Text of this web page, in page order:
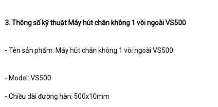
3. Thông số kỹ thuật Máy hút chân không 1 vòi ngoài VS500
- Tên sản phẩm: Máy hút chân không 1 vòi ngoài VS500
- Model: VS500
- Chiều dài đường hàn: 500x10mm